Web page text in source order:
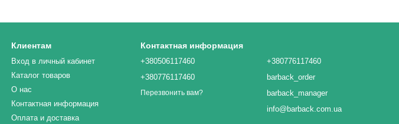
Клиентам
Вход в личный кабинет
Каталог товаров
О нас
Контактная информация
Оплата и доставка
Контактная информация
+380506117460
+380776117460
Перезвонить вам?
+380776117460
barback_order
barback_manager
info@barback.com.ua